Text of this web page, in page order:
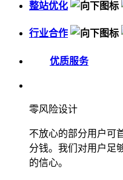
整站优化
行业合作
优质服务
零风险设计
不放心的部分用户可
分钱。我们对用户足
的信心。